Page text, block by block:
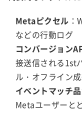
Metaピクセル
などの行動ログ
コンバージョン
接送信される1st
ル・オフライン成
イベントマッチ品
Metaユーザーと